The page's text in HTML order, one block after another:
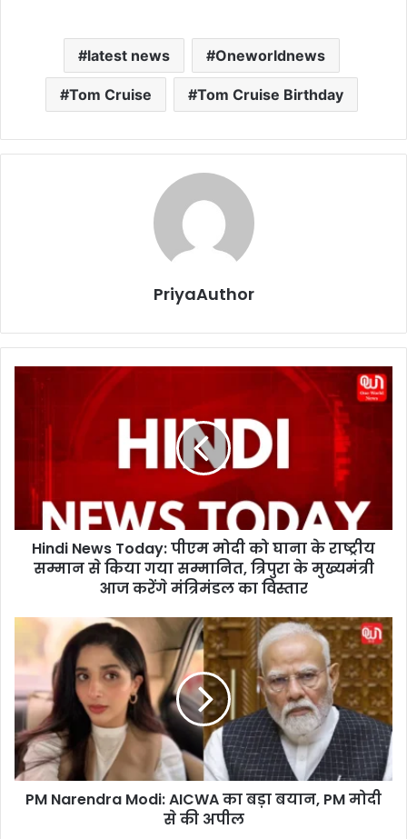
latest news Oneworldnews
Tom Cruise Tom Cruise Birthday
PriyaAuthor
s
पी
म
मो
दी
को
घा
Hindi News Today: पीएम मोदी को घाना के राष्ट्रीय
सम्मान से किया गया सम्मानित, त्रिपुरा के मुख्यमंत्री
आज करेंगे मंत्रिमंडल का विस्तार
N
r
n
r
PM Narendra Modi: AICWA का बड़ा बयान, PM मोदी
से की अपील